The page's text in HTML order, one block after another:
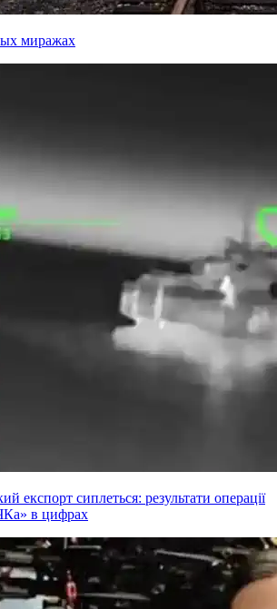
миражах
експорт сиплеться: результати операції
в цифрах